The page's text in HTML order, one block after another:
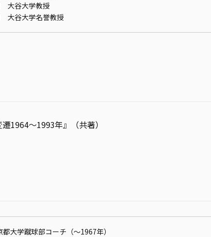
大谷大学教授
大谷大学名誉教授
1964〜1993年』（共著）
大学蹴球部コーチ（〜1967年）